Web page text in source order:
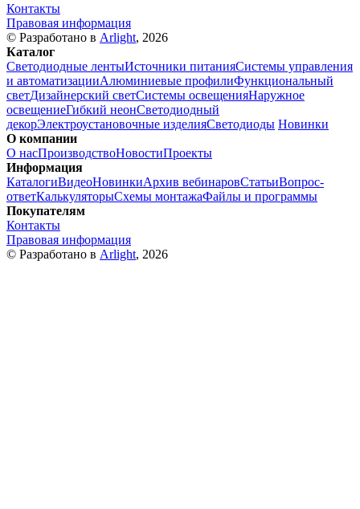
Контакты
Правовая информация
© Разработано в Arlight, 2026
Каталог
Светодиодные лентыИсточники питанияСистемы управления
и автоматизацииАлюминиевые профилиФункциональный
светДизайнерский светСистемы освещенияНаружное
освещениеГибкий неонСветодиодный
декорЭлектроустановочные изделияСветодиоды Новинки
О компании
О насПроизводствоНовостиПроекты
Информация
КаталогиВидеоНовинкиАрхив вебинаровСтатьиВопрос-
ответКалькуляторыСхемы монтажаФайлы и программы
Покупателям
Контакты
Правовая информация
© Разработано в Arlight, 2026